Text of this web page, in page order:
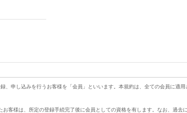
、申し込みを行うお客様を「会員」といいます。本規約は、全ての会員に適
お客様は、所定の登録手続完了後に会員としての資格を有します。なお、過去